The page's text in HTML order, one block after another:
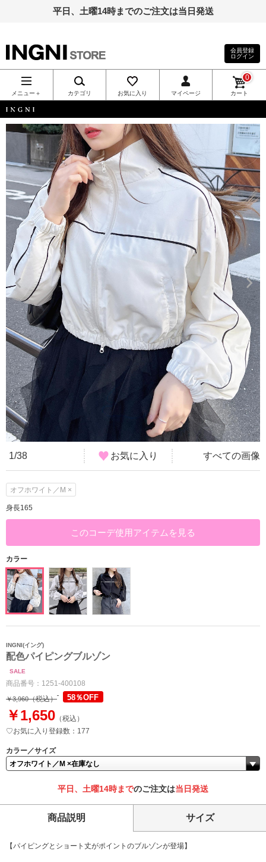
平日、土曜14時までのご注文は当日発送
INGNI（イン
グ）公式通
販｜INGNI
STORE
会員登録
ログイン
メニュー＋ カテゴリ お気に入り マイページ カート
0
INGNI
1/38 お気に入り すべての画像
オフホワイト／M ×
身長165
このコーデ使用アイテムを見る
カラー
INGNI(イング)
配色パイピングブルゾン
SALE
商品番号： 1251-400108
￥3,960（税込） 58％OFF
￥1,650 （税込）
♡お気に入り登録数：177
カラー／サイズ
平日、土曜14時までのご注文は当日発送
商品説明 サイズ
【パイピングとショート丈がポイントのブルゾンが登場】